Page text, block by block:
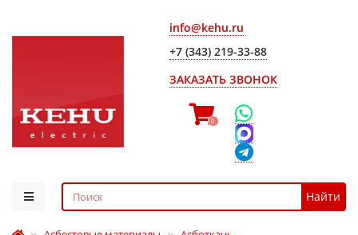
info@kehu.ru
+7 (343) 219-33-88
ЗАКАЗАТЬ ЗВОНОК
0
Найти